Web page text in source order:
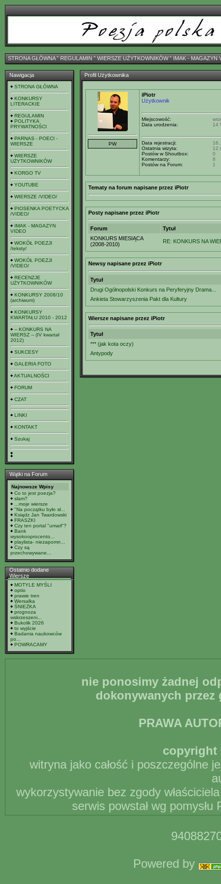
STRONA GŁÓWNAˇ REGULAMIN ˇ WIERSZE UŻYTKOWNIKÓWˇ IMAK - MAGAZYN
Nawigacja
STRONA GŁÓWNA
KONKURSY
LITERACKIE
REGULAMIN
POLITYKA
PRYWATNOŚCI
PARNAS - POECI -
WIERSZE
WIERSZE
UŻYTKOWNIKÓW
KORGO TV
YOUTUBE
WIERSZE /VIDEO/
PIOSENKA POETYCKA
/VIDEO/
IMAK - MAGAZYN
VIDEO
WOKÓŁ POEZJI
/teksty/
WOKÓŁ POEZJI
/VIDEO/
RECENZJE
UŻYTKOWNIKÓW
KONKURSY 2008/10
(archiwum)
KONKURSY
KWARTAŁU 2010 - 2012
-- KONKURS NA
WIERSZ -- (IV kwartał
2012)
SUKCESY
GALERIA FOTO
AKTUALNOŚCI
FORUM
CZAT
LINKI
KONTAKT
Szukaj
Wątki na Forum
Najnowsze Wpisy
Co to jest poezja?
slam?
...moje wiersze
"Na początku było sł...
Ksiądz Jan Twardowski
FRASZKI
Czy ten portal "umarł"?
Bank
wysokooprocento...
playlista- niezapomn...
Czy są
przechowywane...
Ostatnio dodane
Wiersze
MOTYLE MYŚLI
optio
prawie tren
Wersalka
ŚNIEŻKA
prognoza
wskrzeszeni...
Bukolik 2026
to wyjście
Badania naukowców
po...
POWRACAMY
Profil Użytkownika
iPiotr
Użytkownik
Miejscowość:
Data urodzenia:
14
Data rejestracji:
Ostatnia wizyta:
Postów w Shoutbox:
0
Komentarzy:
8
Postów na Forum:
1
Tematy na forum napisane przez iPiotr
Posty napisane przez iPiotr
Forum
Tytuł
KONKURS MIESIĄCA
(2008-2010)
RE: KONKURS NA
Newsy napisane przez iPiotr
Tytuł
Drugi Ogólnopolski Konkurs na Peryferyjny Drama...
Ankieta Stowarzyszenia Pakt dla Kultury
Wiersze napisane przez iPiotr
Tytuł
*** (jak kota oczy)
Antypody
nie ponosimy żadnej
dokonywanych
PRAWA
copyright
witryna jako całość i poszczególne
wykorzystywanie bez zgody
serwis powstał wg
Powered by